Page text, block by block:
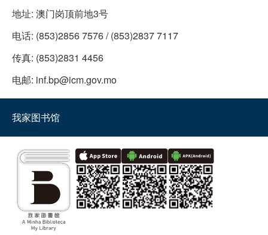
地址: 澳门岗顶前地3号
电话: (853)2856 7576 / (853)2837 7117
传真: (853)2831 4456
电邮: inf.bp@icm.gov.mo
我家图书馆